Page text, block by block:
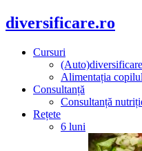
diversificare.ro
Cursuri
Alimentația
Consultanță
Consultanță
Rețete
6 luni